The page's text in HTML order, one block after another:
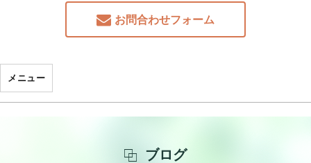
お問合わせフォーム
メニュー
ブログ